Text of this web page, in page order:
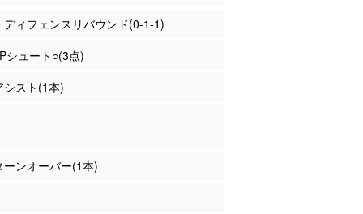
ディフェンスリバウンド(0-1-1)
シュート○(3点)
スト(1本)
ンオーバー(1本)